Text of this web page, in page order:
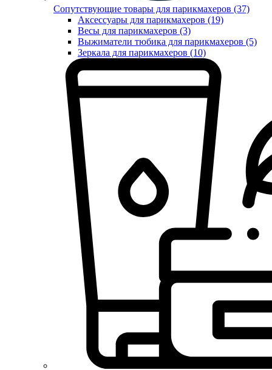
Сопутствующие товары для парикмахеров (37)
Аксессуары для парикмахеров (19)
Весы для парикмахеров (3)
Выжиматели тюбика для парикмахеров (5)
Зеркала для парикмахеров (10)